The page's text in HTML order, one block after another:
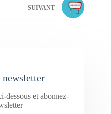
SUIVANT
newsletter
dessous et abonnez-